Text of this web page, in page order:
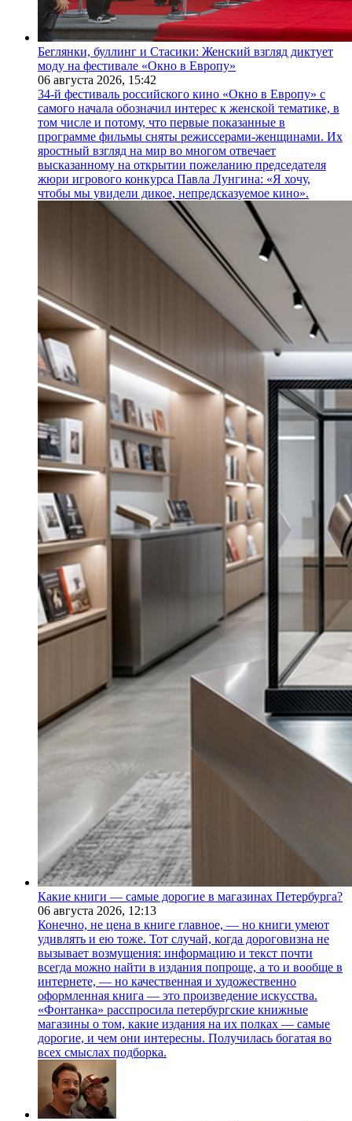
Беглянки, буллинг и Стасики: Женский взгляд диктует
моду на фестивале «Окно в Европу»
06 августа 2026, 15:42
34-й фестиваль российского кино «Окно в Европу» с
самого начала обозначил интерес к женской тематике, в
том числе и потому, что первые показанные в
программе фильмы сняты режиссерами-женщинами. Их
яростный взгляд на мир во многом отвечает
высказанному на открытии пожеланию председателя
жюри игрового конкурса Павла Лунгина: «Я хочу,
чтобы мы увидели дикое, непредсказуемое кино».
Какие книги — самые дорогие в магазинах Петербурга?
06 августа 2026, 12:13
Конечно, не цена в книге главное, — но книги умеют
удивлять и ею тоже. Тот случай, когда дороговизна не
вызывает возмущения: информацию и текст почти
всегда можно найти в издания попроще, а то и вообще в
интернете, — но качественная и художественно
оформленная книга — это произведение искусства.
«Фонтанка» расспросила петербургские книжные
магазины о том, какие издания на их полках — самые
дорогие, и чем они интересны. Получилась богатая во
всех смыслах подборка.